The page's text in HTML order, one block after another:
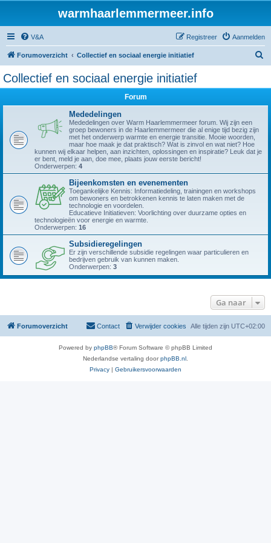
warmhaarlemmermeer.info
V&A Aanmelden
Registreer
Forumoverzicht Collectief en sociaal energie initiatief
Collectief en sociaal energie initiatief
Forum
Mededelingen
Mededelingen over Warm Haarlemmermeer forum. Wij zijn een
groep bewoners in de Haarlemmermeer die al enige tijd bezig zijn
met het onderwerp warmte en energie transitie. Mooie woorden,
maar hoe maak je dat praktisch? Wat is zinvol en wat niet? Hoe
kunnen wij elkaar helpen, aan inzichten, oplossingen en inspiratie? Leuk dat je
er bent, meld je aan, doe mee, plaats jouw eerste bericht!
Onderwerpen: 4
Bijeenkomsten en evenementen
Toegankelijke Kennis: Informatiedeling, trainingen en workshops
om bewoners en betrokkenen kennis te laten maken met de
technologie en voordelen.
Educatieve Initiatieven: Voorlichting over duurzame opties en
technologieën voor energie en warmte.
Onderwerpen: 16
Subsidieregelingen
Er zijn verschillende subsidie regelingen waar particulieren en
bedrijven gebruik van kunnen maken.
Onderwerpen: 3
Ga naar
Forumoverzicht Alle tijden zijn UTC+02:00
Verwijder cookies
Contact
Powered by phpBB® Forum Software © phpBB Limited
Nederlandse vertaling doorphpBB.nl
Privacy | Gebruikersvoorwaarden